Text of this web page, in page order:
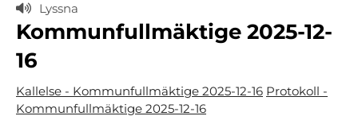
Lyssna
Kommunfullmäktige 2025-12-
16
Kallelse - Kommunfullmäktige 2025-12-16 Protokoll -
Kommunfullmäktige 2025-12-16